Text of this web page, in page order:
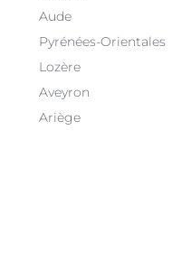
Aude
Pyrénées-Orientales
Lozère
Aveyron
Ariège